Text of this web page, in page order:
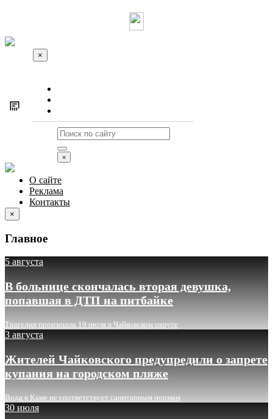
×
×
О сайте
Реклама
Контакты
×
Главное
5 августа
В больнице скончалась вторая девушка,
попавшая в ДТП на питбайке
Трагедия произошла 19 июля в Чайковском округе
3 августа
Жителей Чайковского предупредили о запрете
купания на городском пляже
Вода в Каме не соответствует санитарным нормам
30 июля